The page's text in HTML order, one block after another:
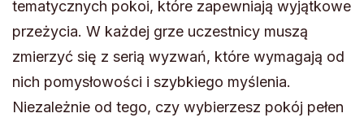
tematycznych pokoi, które zapewniają wyjątkowe
przeżycia. W każdej grze uczestnicy muszą
zmierzyć się z serią wyzwań, które wymagają od
nich pomysłowości i szybkiego myślenia.
Niezależnie od tego, czy wybierzesz pokój pełen